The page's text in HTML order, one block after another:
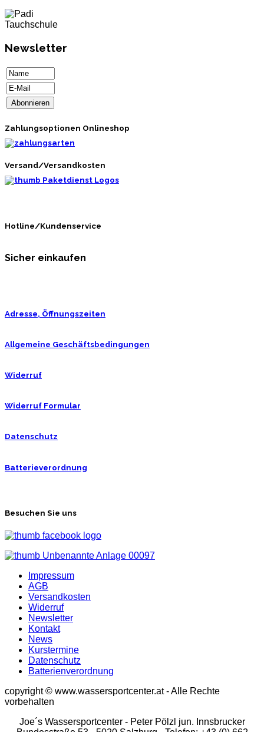
Newsletter
Zahlungsoptionen Onlineshop
Versand/Versandkosten
Hotline/Kundenservice
Sicher einkaufen
Adresse, Öffnungszeiten
Allgemeine Geschäftsbedingungen
Widerruf
Widerruf Formular
Datenschutz
Batterieverordnung
Besuchen Sie uns
Impressum
AGB
Versandkosten
Widerruf
Newsletter
Kontakt
News
Kurstermine
Datenschutz
Batterienverordnung
copyright © www.wassersportcenter.at - Alle Rechte
vorbehalten
Joe´s Wassersportcenter - Peter Pölzl jun. Innsbrucker